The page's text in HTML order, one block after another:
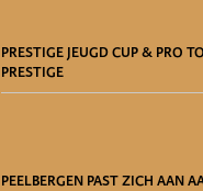
PRESTIGE JEUGD CUP & PRO
PRESTIGE
PEELBERGEN PAST ZICH AAN